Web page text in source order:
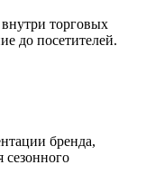
торговых
до посетителей.
бренда,